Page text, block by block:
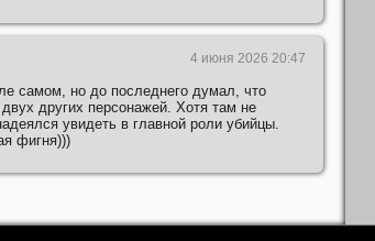
4 июня 2026 20:47
самом, но до последнего думал, что
других персонажей. Хотя там не
увидеть в главной роли убийцы.
фигня)))